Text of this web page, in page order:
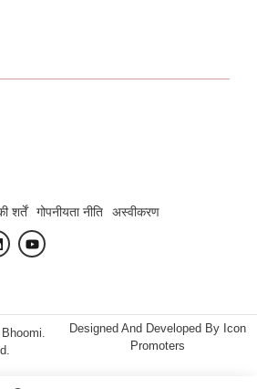
शर्तें गोपनीयता नीति अस्वीकरण
Designed And Developed By Icon
Promoters